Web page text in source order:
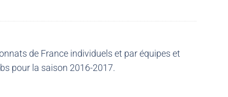
de France individuels et par équipes et
pour la saison 2016-2017.